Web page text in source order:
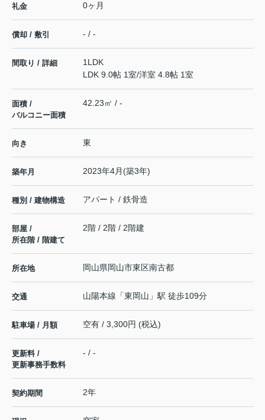
礼金 0ヶ月
償却 / 敷引 - / -
間取り / 詳細
1LDK
LDK 9.0帖 1室/洋室 4.8帖 1室
面積 /
バルコニー面積
42.23㎡ / -
向き 東
築年月 2023年4月(築3年)
種別 / 建物構造 アパート / 鉄骨造
部屋 /
所在階 / 階建て
2階 / 2階 / 2階建
所在地 岡山県岡山市東区南古都
交通 山陽本線 「東岡山 」駅 徒歩109分
駐車場 / 月額 空有 / 3,300円 (税込)
更新料 /
更新事務手数料
- / -
契約期間 2年